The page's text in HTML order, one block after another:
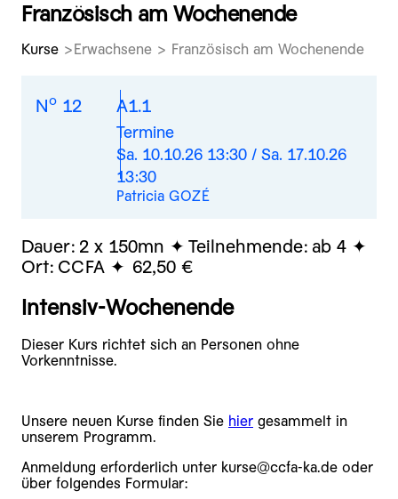
Französisch am Wochenende
Kurse Erwachsene > Französisch am Wochenende
No 12 A1.1
Termine
Sa. 10.10.26 13:30 / Sa. 17.10.26
13:30
Patricia GOZÉ
Dauer: 2 x 150mn Teilnehmende: ab 4
Ort: CCFA 62,50 €
Intensiv-Wochenende
Dieser Kurs richtet sich an Personen ohne
Vorkenntnisse.
Unsere neuen Kurse finden Sie hier gesammelt in
unserem Programm.
Anmeldung erforderlich unter kurse@ccfa-ka.de oder
über folgendes Formular: